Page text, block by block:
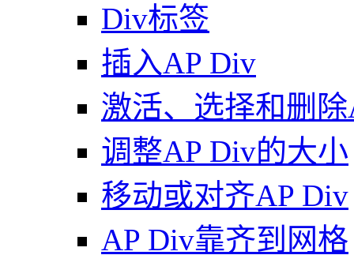
Div标签
插入AP Div
激活、选择和删
调整AP Div的大小
移动或对齐AP Div
AP Div靠齐到网格